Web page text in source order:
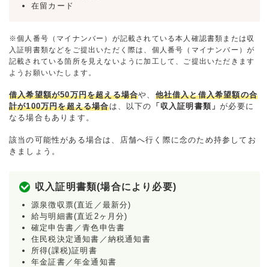
在留カード
※個人番号（マイナンバー）が記載されている本人確認書類または収
入証明書類などをご提出いただく際は、個人番号（マイナンバー）が
記載されている箇所を見えないように加工して、ご提出いただきます
ようお願いいたします。
借入希望額が50万円を超える場合や、 他社借入と借入希望額の合
計が100万円を超える場合は、以下の 「収入証明書類」が必要に
なる場合もあります。
該当の可能性がある場合は、店舗へ行く際に念のため持参してお
きましょう。
収入証明書類(場合により必要)
源泉徴収票(直近／最新分)
給与明細書(直近2ヶ月分)
確定申告書／青色申告書
住民税決定通知書／納税通知書
所得(課税)証明書
年金証書／年金通知書